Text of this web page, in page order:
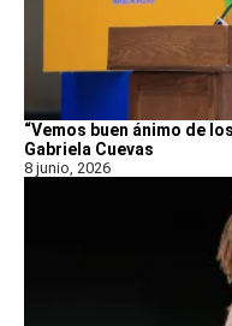
“Vemos buen ánimo de
Gabriela Cuevas
8 junio, 2026